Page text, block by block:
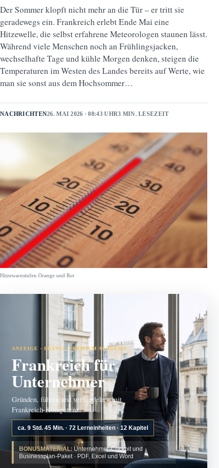
Der Sommer klopft nicht mehr an die Tür – er tritt sie
geradewegs ein. Frankreich erlebt Ende Mai eine
Hitzewelle, die selbst erfahrene Meteorologen staunen lässt.
Während viele Menschen noch an Frühlingsjacken,
wechselhafte Tage und kühle Morgen denken, steigen die
Temperaturen im Westen des Landes bereits auf Werte, wie
man sie sonst aus dem Hochsommer…
NACHRICHTEN26. MAI 2026 · 08:43 UHR3 MIN. LESEZEIT
Hitzewarnstufen Orange und Rot
ANZEIGE · FRANCE PREMIUM ACADEMY
Frankreich für
Unternehmer
Gründen, führen und verhandeln – mit
Frankreich-Kompetenz.
ca. 9 Std. 45 Min. · 72 Lerneinheiten · 12 Kapitel
BONUSMATERIAL: Unternehmer-Cockpit und
Businessplan-Paket · PDF, Excel und Word